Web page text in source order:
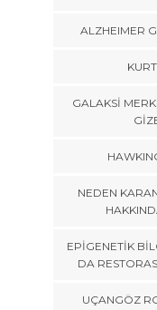
ALZHEIMER
GALAKSİ
NEDEN
EPİGENETİK
DA
UÇANGÖZ